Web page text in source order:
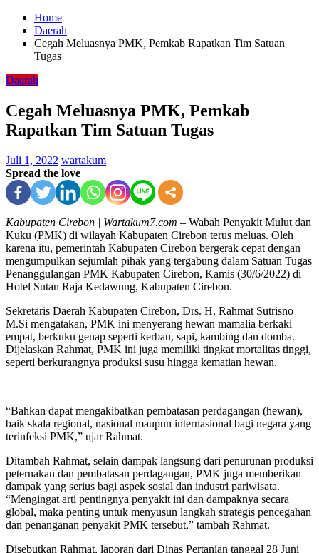
Home
Daerah
Cegah Meluasnya PMK, Pemkab Rapatkan Tim Satuan
Tugas
Daerah
Cegah Meluasnya PMK, Pemkab
Rapatkan Tim Satuan Tugas
Juli 1, 2022 wartakum
Spread the love
Kabupaten Cirebon | Wartakum7.com – Wabah Penyakit Mulut dan
Kuku (PMK) di wilayah Kabupaten Cirebon terus meluas. Oleh
karena itu, pemerintah Kabupaten Cirebon bergerak cepat dengan
mengumpulkan sejumlah pihak yang tergabung dalam Satuan Tugas
Penanggulangan PMK Kabupaten Cirebon, Kamis (30/6/2022) di
Hotel Sutan Raja Kedawung, Kabupaten Cirebon.
Sekretaris Daerah Kabupaten Cirebon, Drs. H. Rahmat Sutrisno
M.Si mengatakan, PMK ini menyerang hewan mamalia berkaki
empat, berkuku genap seperti kerbau, sapi, kambing dan domba.
Dijelaskan Rahmat, PMK ini juga memiliki tingkat mortalitas tinggi,
seperti berkurangnya produksi susu hingga kematian hewan.
“Bahkan dapat mengakibatkan pembatasan perdagangan (hewan),
baik skala regional, nasional maupun internasional bagi negara yang
terinfeksi PMK,” ujar Rahmat.
Ditambah Rahmat, selain dampak langsung dari penurunan produksi
peternakan dan pembatasan perdagangan, PMK juga memberikan
dampak yang serius bagi aspek sosial dan industri pariwisata.
“Mengingat arti pentingnya penyakit ini dan dampaknya secara
global, maka penting untuk menyusun langkah strategis pencegahan
dan penanganan penyakit PMK tersebut,” tambah Rahmat.
Disebutkan Rahmat, laporan dari Dinas Pertanian tanggal 28 Juni